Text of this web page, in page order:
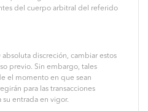
del cuerpo arbitral del referido
discreción, cambiar estos
previo. Sin embargo, tales
el momento en que sean
para las transacciones
entrada en vigor.